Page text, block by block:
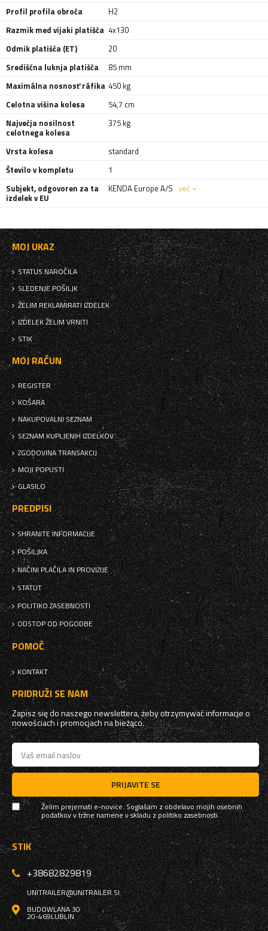
Profil profila obroča
H2
Razmik med vijaki platišča 4x130
Odmik platišča (ET)
20
Središčna luknja platišča
85 mm
Maximálna nosnosť ráfika 450 kg
Celotna višina kolesa
54,7 cm
Največja nosilnost
celotnega kolesa
375 kg
Vrsta kolesa
standard
Število v kompletu
1
Subjekt, odgovoren za ta
izdelek v EU
KENDA Europe A/S več
MOJ UKAZ
STATUS NAROČILA
SLEDENJE POŠILJK
ŽELIM REKLAMIRATI IZDELEK
IZDELEK ŽELIM VRNITI
STIK
MOJ RAČUN
REGISTER
KOŠARA
NAKUPOVALNI SEZNAM
SEZNAM KUPLJENIH IZDELKOV
ZGODOVINA TRANSAKCIJ
MOJI POPUSTI
GLASILO
PREDPISI
SHRANITE INFORMACIJE
POŠILJKA
NAČINI PLAČILA IN PROVIZIJE
STATUT
POLITIKO ZASEBNOSTI
ODSTOP OD POGODBE
POMOČ
KONTAKT
PRIDRUŽI SE NAM
Zapisz się do naszego newslettera, żeby otrzymywać informacje o
nowościach i promocjach na bieżąco.
PRIJAVITE SE
Želim prejemati e-novice. Soglašam z obdelavo mojih osebnih
podatkov v tržne namene v skladu zpolitiko zasebnosti
STIK
+38682829819
UNITRAILER@UNITRAILER.SI
BUDOWLANA 30
20-469LUBLIN